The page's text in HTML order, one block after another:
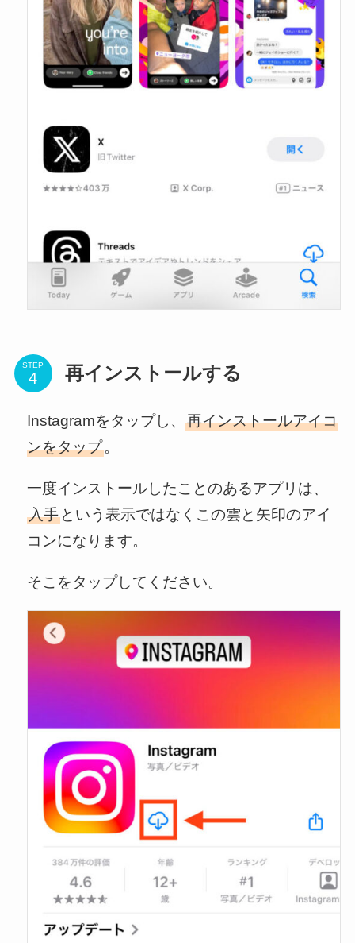
STEP 再インストールする
Instagramをタップし、 再インストールアイコ
ンをタップ。
一度インストールしたことのあるアプリは、
入手という表示ではなくこの雲と矢印のアイ
コンになります。
そこをタップしてください。